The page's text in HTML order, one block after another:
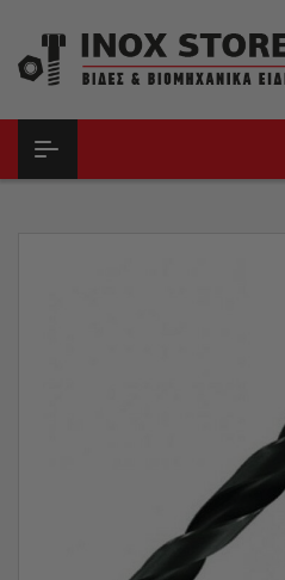
ΤΡΥΠΆΝΙ ΑΈΡΟΣ HSS 118° PTG